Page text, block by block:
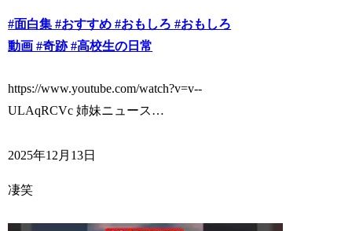
#面白集 #おすすめ #おもしろ #おもしろ
動画 #奇跡 #高校生の日常
https://www.youtube.com/watch?v=v--
ULAqRCVc 姉妹ニュース…
2025年12月13日
凄笑